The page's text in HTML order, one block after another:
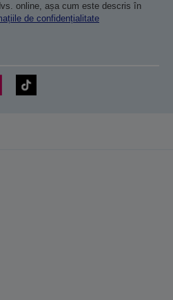
online, așa cum este descris în
de confidențialitate